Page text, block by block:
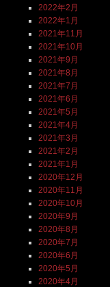
2022年2月
2022年1月
2021年11月
2021年10月
2021年9月
2021年8月
2021年7月
2021年6月
2021年5月
2021年4月
2021年3月
2021年2月
2021年1月
2020年12月
2020年11月
2020年10月
2020年9月
2020年8月
2020年7月
2020年6月
2020年5月
2020年4月